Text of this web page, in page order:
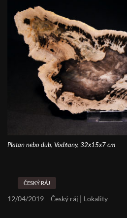
Platan nebo dub, Vodňany, 32x15x7 cm
ČESKÝ RÁJ
12/04/2019 Český ráj Lokality